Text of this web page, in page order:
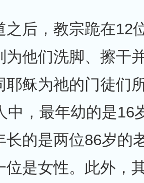
之后，教宗跪在12
为他们洗脚、擦干
耶稣为祂的门徒们
中，最年幼的是16
长的­是两位86岁的
位是女性。此外，